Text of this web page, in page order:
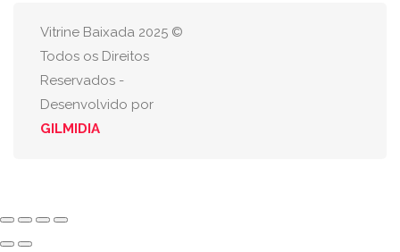
Vitrine Baixada 2025 ©
Todos os Direitos
Reservados -
Desenvolvido por
GILMIDIA